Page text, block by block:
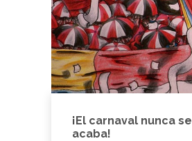
¡El carnaval nunca se
acaba!